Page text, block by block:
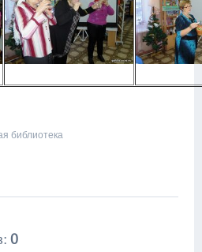
библиотека
: 0